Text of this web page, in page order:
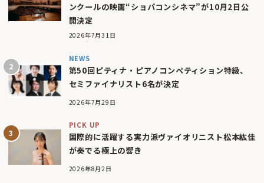
ンクールの映画“ショパコンシネマ”が10月2日公
開決定
2026年7月31日
NEWS
第50回ピティナ・ピアノコンペティション特級、
セミファイナリスト6名が決定
2026年7月29日
PICK UP
国際的に活躍する実力派ヴァイオリニスト松本紘佳
が奏でる極上の響き
2026年8月2日